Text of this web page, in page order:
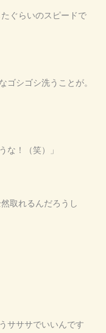
ぐらいのスピードで
ゴシゴシ洗うことが。
な！（笑）」
取れるんだろうし
サササでいいんです